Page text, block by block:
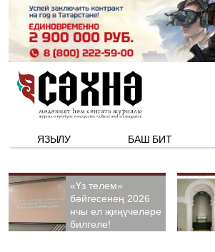
ЯЗЫЛУ БАШ БИТ
«Үз телем»
бәйгесенең 2026
нчы ел җиңүчеләре
билгеле!